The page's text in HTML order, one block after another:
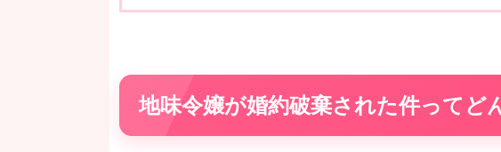
地味令嬢が婚約破棄された件ってど